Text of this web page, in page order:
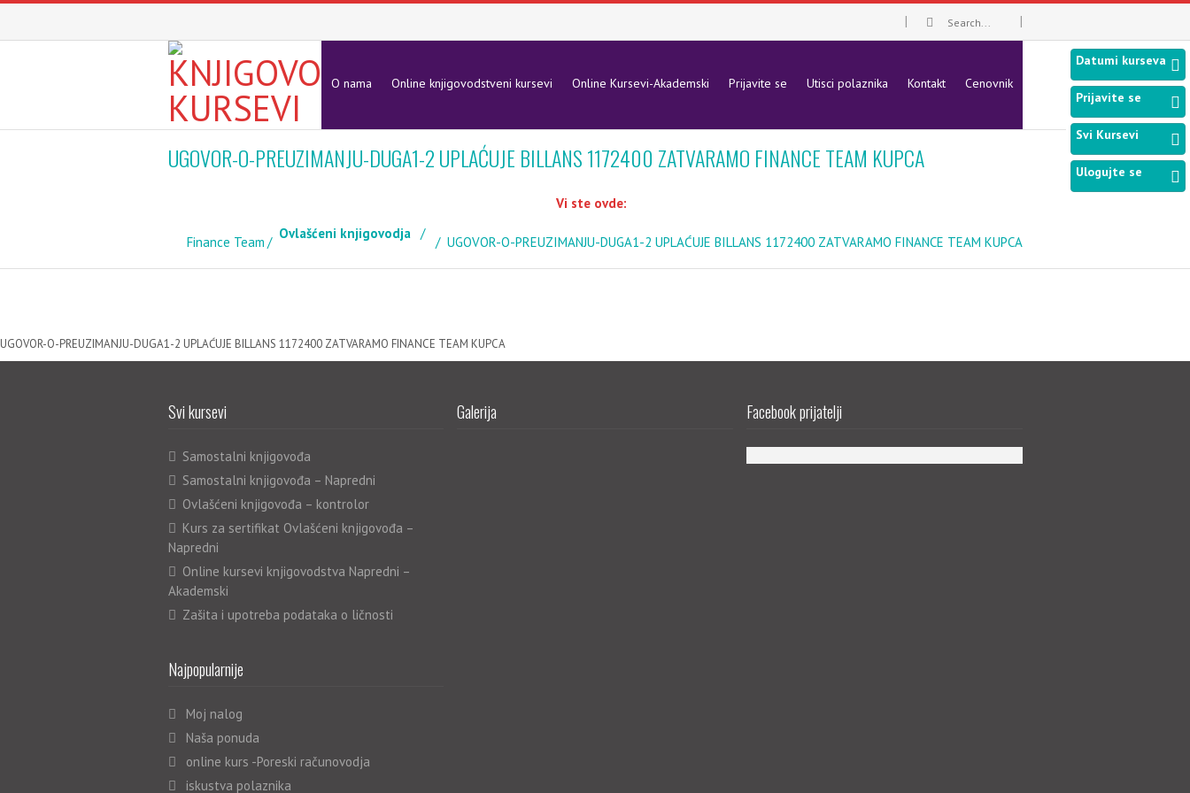
O nama Online knjigovodstveni kursevi Online Kursevi-Akademski Prijavite se Utisci polaznika Kontakt Cenovnik
UGOVOR-O-PREUZIMANJU-DUGA1-2 UPLAĆUJE BILLANS 1172400 ZATVARAMO FINANCE TEAM KUPCA
Vi ste ovde:
Finance Team
Ovlašćeni knjigovodja
UGOVOR-O-PREUZIMANJU-DUGA1-2 UPLAĆUJE BILLANS 1172400 ZATVARAMO FINANCE TEAM KUPCA
UGOVOR-O-PREUZIMANJU-DUGA1-2 UPLAĆUJE BILLANS 1172400 ZATVARAMO FINANCE TEAM KUPCA
Svi kursevi
Samostalni knjigovođa
Samostalni knjigovođa – Napredni
Ovlašćeni knjigovođa – kontrolor
Kurs za sertifikat Ovlašćeni knjigovođa –
Napredni
Online kursevi knjigovodstva Napredni –
Akademski
Zašita i upotreba podataka o ličnosti
Najpopularnije
Moj nalog
Naša ponuda
online kurs -Poreski računovodja
iskustva polaznika
Galerija Facebook prijatelji
Datumi kurseva
Prijavite se
Svi Kursevi
Ulogujte se